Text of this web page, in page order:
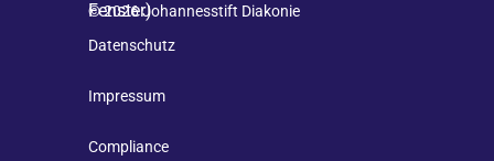
© 2026 Johannesstift Diakonie
Datenschutz
Impressum
Compliance